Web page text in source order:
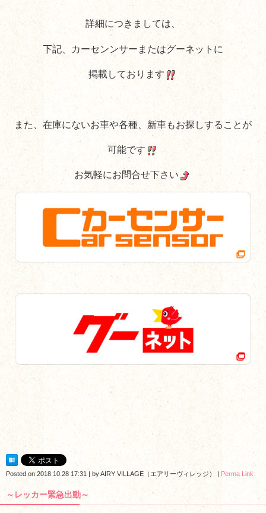
詳細につきましては、
下記、カーセンンサーまたはグーネットに
掲載しております
また、在庫にないお車や各種、新車もお探しすることが
可能です
お気軽にお問合せ下さい
Posted on 2018.10.28 17:31 | byAIRY VILLAGE（エアリーヴィレッジ） | Perma Link
～レッカー緊急出動～